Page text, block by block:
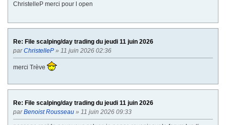
ChristelleP merci pour l open
Re: File scalping/day trading du jeudi 11 juin 2026
parChristelleP » 11 juin 2026 02:36
merci Trève
Re: File scalping/day trading du jeudi 11 juin 2026
parBenoist Rousseau » 11 juin 2026 09:33